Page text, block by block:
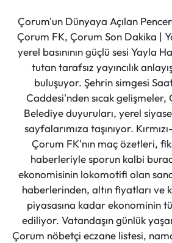
Çorum'un Dünyaya Açılan
Çorum FK, Çorum Son Dakika |
yerel basınının güçlü sesi Yayla
tutan tarafsız yayıncılık
buluşuyor. Şehrin simgesi
Caddesi'nden sıcak
Belediye duyuruları, yerel
sayfalarımıza taşınıyor.
Çorum FK'nın maç özetleri,
haberleriyle sporun kalbi
ekonomisinin lokomotifi olan
haberlerinden, altın fiyatları ve
piyasasına kadar ekonominin
ediliyor. Vatandaşın günlük
Çorum nöbetçi eczane listesi,